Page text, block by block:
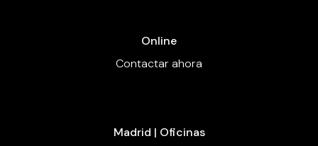
Online
Contactar ahora
Madrid | Oficinas